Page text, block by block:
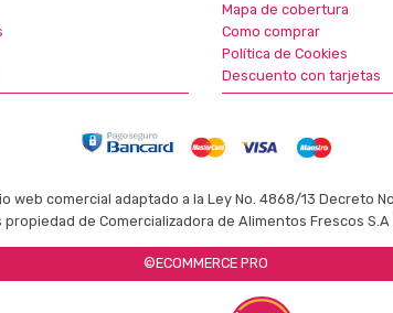
Mapa de cobertura
Como comprar
Política de Cookies
Descuento con tarjetas
web comercial adaptado a la Ley No. 4868/13 Decreto
de Comercializadora de Alimentos Frescos S.A |
©ECOMMERCE PRO